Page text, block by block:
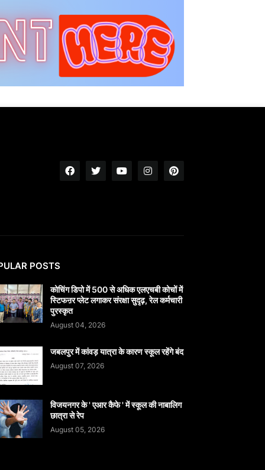
POSTS
कोचिंग डिपो में 500 से अधिक एलएचबी कोचों में
स्टिफऩर प्लेट लगाकर संरक्षा सुदृढ़, रेल कर्मचारी
पुरस्कृत
August 04, 2026
जबलपुर में कांवड़ यात्रा के कारण स्कूल रहेंगे बंद
August 07, 2026
विजयनगर के ' एआर कैफे ' में स्कूल की नाबालिग
छात्रा से रेप
August 05, 2026